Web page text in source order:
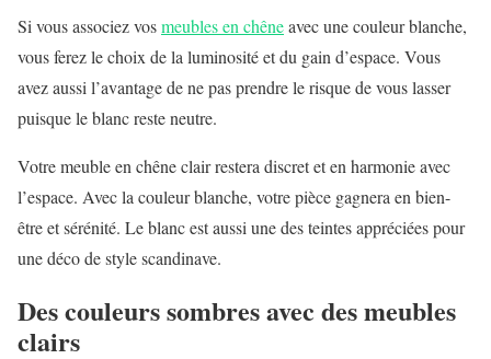
Si vous associez vosmeubles en chêneavec une couleur blanche,
vous ferez le choix de la luminosité et du gain d’espace. Vous
avez aussi l’avantage de ne pas prendre le risque de vous lasser
puisque le blanc reste neutre.
Votre meuble en chêne clair restera discret et en harmonie avec
l’espace. Avec la couleur blanche, votre pièce gagnera en bien-
être et sérénité. Le blanc est aussi une des teintes appréciées pour
une déco de style scandinave.
Des couleurs sombres avec des meubles
clairs